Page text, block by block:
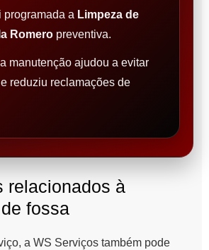
programada a Limpeza de
Romero preventiva.
a manutenção ajudou a evitar
reduziu reclamações de
relacionados à
fossa
a WS Serviços também pode